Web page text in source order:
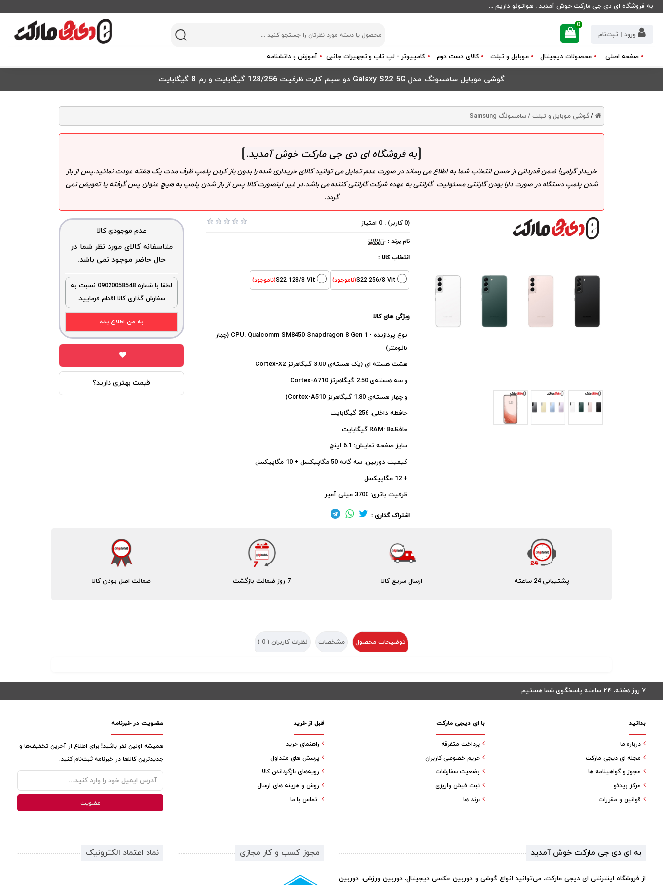
به فروشگاه ای دی جی مارکت خوش آمدید . هواتونو داریم ...
ورود | ثبت‌نام
0
صفحه اصلی محصولات دیجیتال موبایل و تبلت کالای دست دوم کامپیوتر - لپ تاپ و تجهیزات جانبی آموزش و دانشنامه
گوشی موبایل سامسونگ مدل Galaxy S22 5G دو سیم کارت ظرفیت 128/256 گیگابایت و رم 8 گیگابایت
/گوشی موبایل و تبلت /سامسونگ Samsung
به فروشگاه ای دی جی مارکت خوش آمدید.
خریدار گرامی! ضمن قدردانی از حسن انتخاب شما به اطلاع می رساند در صورت عدم تمایل می توانید کالای خریداری شده را بدون باز کردن پلمپ ظرف مدت یک هفته عودت نمائید.پس از باز
شدن پلمپ دستگاه در صورت دارا بودن گارانتی مسئولیت گارانتی به عهده شرکت گارانتی کننده می باشد.در غیر اینصورت کالا پس از باز شدن پلمپ به هیچ عنوان پس گرفته یا تعویض نمی
گردد.
(0 کاربر) : 0 امتیاز
نام برند :
انتخاب کالا :
S22 256/8 Vit(ناموجود) S22 128/8 Vit(ناموجود)
ویژگی های کالا
نوع پردازنده - CPU: Qualcomm SM8450 Snapdragon 8 Gen 1 (چهار
نانومتر)
هشت هسته ای (یک هسته‌ی 3.00 گیگاهرتز Cortex-X2
و سه هسته‌ی 2.50 گیگاهرتز Cortex-A710
و چهار هسته‌ی 1.80 گیگاهرتز Cortex-A510)
حافظه داخلی: 256 گیگابایت
حافظهRAM: 8 گیگابایت
سایز صفحه نمایش: 6.1 اینچ
کیفیت دوربین: سه گانه 50 مگاپیکسل + 10 مگاپیکسل
+ 12 مگاپیکسل
ظرفیت باتری: 3700 میلی آمپر
اشتراک گذاری :
عدم موجودی کالا
متاسفانه کالای مورد نظر شما در
حال حاضر موجود نمی باشد.
لطفا با شماره 09020058548 نسبت به
سفارش گذاری کالا اقدام فرمایید.
به من اطلاع بده
قیمت بهتری دارید؟
ضمانت اصل بودن کالا 7 روز ضمانت بازگشت ارسال سریع کالا پشتیبانی 24 ساعته
توضیحات محصول مشخصات نظرات کاربران ( 0
)
۷ روز هفته، ۲۴ ساعته پاسخگوی شما هستیم
عضویت در خبرنامه
همیشه اولین نفر باشید! برای اطلاع از آخرین تخفیف‌ها و
جدیدترین کالاها در خبرنامه ثبت‌نام کنید.
قبل از خرید
راهنمای خرید
پرسش های متداول
رویه‌های بازگرداندن کالا
روش و هزینه های ارسال
تماس با ما
با ای دیجی مارکت
پرداخت متفرقه
حریم خصوصی کاربران
وضعیت سفارشات
ثبت فیش واریزی
برند ها
بدانید
درباره ما
مجله ای دیجی مارکت
مجوز و گواهینامه ها
مرکز ویدئو
قوانین و مقررات
به ای دی جی مارکت خوش آمدید
از فروشگاه اینترنتی ای دیجی مارکت، می‌توانید انواع گوشی و دوربین عکاسی دیجیتال، دوربین ورزشی، دوربین
مجوز کسب و کار مجازی نماد اعتماد الکترونیک